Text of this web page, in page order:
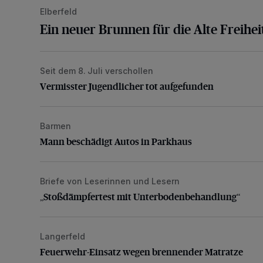
Elberfeld
Ein neuer Brunnen für die Alte
Vermisster Jugendlicher tot aufgefunden
Seit dem 8. Juli verschollen
Vermisster Jugendlicher tot aufgefunden
Mann beschädigt Autos in Parkhaus
Barmen
Mann beschädigt Autos in Parkhaus
„Stoßdämpfertest mit Unterbodenbehandlung“
Briefe von Leserinnen und Lesern
„Stoßdämpfertest mit Unterbodenbehandlung“
Feuerwehr-Einsatz wegen brennender Matratze
Langerfeld
Feuerwehr-Einsatz wegen brennender Matratze